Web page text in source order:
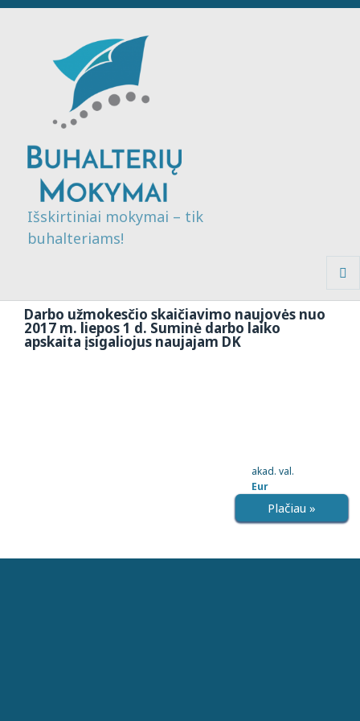
Išskirtiniai mokymai – tik
buhalteriams!
Darbo užmokesčio skaičiavimo naujovės nuo
2017 m. liepos 1 d. Suminė darbo laiko
apskaita įsigaliojus naujajam DK
akad. val.
Eur
Plačiau »